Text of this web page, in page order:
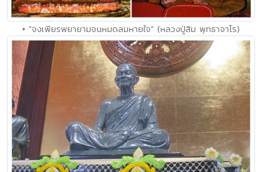
• "จงเพียรพยายามจนหมดลมหายใจ" (หลวงปู่สิม พุทธาจาโร)